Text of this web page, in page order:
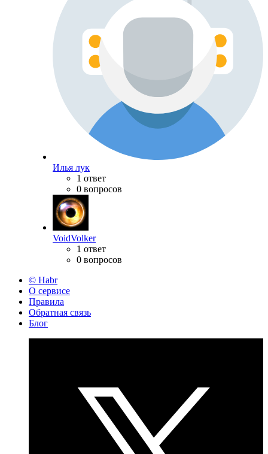
Илья лук
1 ответ
0 вопросов
VoidVolker
1 ответ
0 вопросов
© Habr
О сервисе
Правила
Обратная связь
Блог